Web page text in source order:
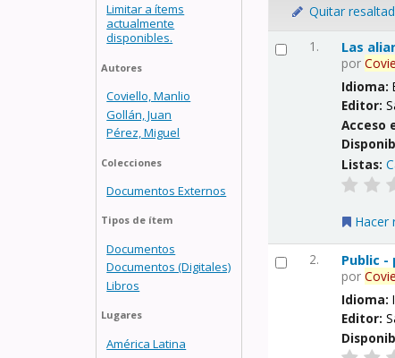
Limitar a ítems
actualmente
disponibles.
Autores
Coviello, Manlio
Gollán, Juan
Pérez, Miguel
Colecciones
Documentos Externos
Tipos de ítem
Documentos
Documentos (Digitales)
Libros
Lugares
América Latina
Quitar
1. Las
por
Idioma:
Editor:
Acceso
Listas:
Hacer
2. Public
por
Idioma:
Editor: